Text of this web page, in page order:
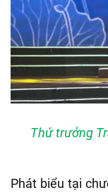
Thứ trưởng
Phát biểu tại